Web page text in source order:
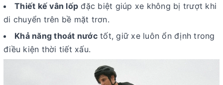
Thiết kế vân lốp đặc biệt giúp xe không bị trượt khi
di chuyển trên bề mặt trơn.
Khả năng thoát nướctốt, giữ xe luôn ổn định trong
điều kiện thời tiết xấu.